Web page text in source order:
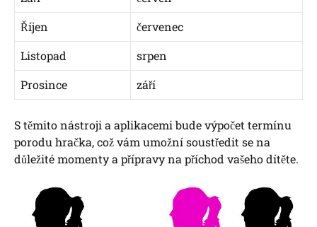
Říjen
červenec
Listopad
srpen
Prosince
září
S těmito nástroji a aplikacemi bude výpočet termínu
porodu hračka, což vám umožní soustředit se na
důležité momenty a přípravy na příchod vašeho dítěte.